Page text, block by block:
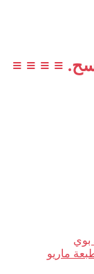
≡ ≡ ≡ ≡
بوي